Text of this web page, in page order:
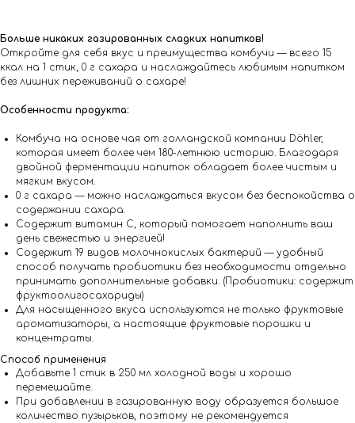
Больше никаких газированных сладких напитков!
Откройте для себя вкус и преимущества комбучи — всего 15
ккал на 1 стик, 0 г сахара и наслаждайтесь любимым напитком
без лишних переживаний о сахаре!
Особенности продукта:
Комбуча на основе чая от голландской компании Döhler,
которая имеет более чем 180-летнюю историю. Благодаря
двойной ферментации напиток обладает более чистым и
мягким вкусом.
0 г сахара — можно наслаждаться вкусом без беспокойства о
содержании сахара.
Содержит витамин C, который помогает наполнить ваш
день свежестью и энергией!
Содержит 19 видов молочнокислых бактерий — удобный
способ получать пробиотики без необходимости отдельно
принимать дополнительные добавки. (Пробиотики: содержит
фруктоолигосахариды)
Для насыщенного вкуса используются не только фруктовые
ароматизаторы, а настоящие фруктовые порошки и
концентраты.
Способ применения
Добавьте 1 стик в 250 мл холодной воды и хорошо
перемешайте.
При добавлении в газированную воду образуется большое
количество пузырьков, поэтому не рекомендуется